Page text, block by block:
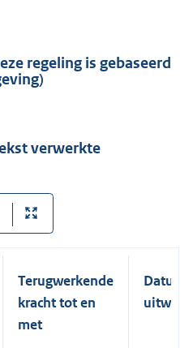
regeling is gebaseerd
verwerkte
Terugwerkende
kracht tot en
met
Datum